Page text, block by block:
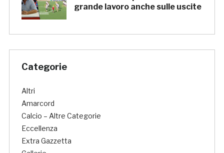
grande lavoro anche sulle uscite
Categorie
Altri
Amarcord
Calcio – Altre Categorie
Eccellenza
Extra Gazzetta